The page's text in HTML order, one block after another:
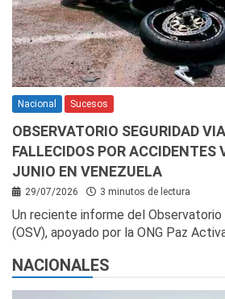
Nacional Sucesos
OBSERVATORIO SEGURIDAD
FALLECIDOS POR ACCIDENTES
JUNIO EN VENEZUELA
29/07/2026 3 minutos de lectura
Un reciente informe del Observatorio
(OSV), apoyado por la ONG Paz
NACIONALES